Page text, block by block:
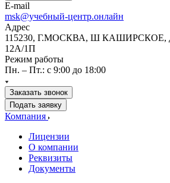
E-mail
msk@учебный-центр.онлайн
Адрес
115230, Г.МОСКВА, Ш КАШИРСКОЕ,
12А/1П
Режим работы
Пн. – Пт.: с 9:00 до 18:00
Заказать звонок
Подать заявку
Компания
Лицензии
О компании
Реквизиты
Документы